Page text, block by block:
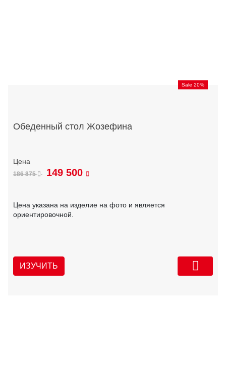
Sale 20%
Обеденный стол Жозефина
186 875 149 500
Цена указана на изделие на фото и является
ориентировочной.
ИЗУЧИТЬ